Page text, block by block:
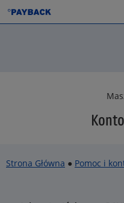
Strona Główna ● Pomoc i